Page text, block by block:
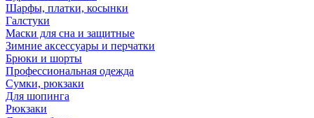
Шарфы, платки, косынки
Галстуки
Маски для сна и защитные
Зимние аксессуары и перчатки
Брюки и шорты
Профессиональная одежда
Сумки, рюкзаки
Для шопинга
Рюкзаки